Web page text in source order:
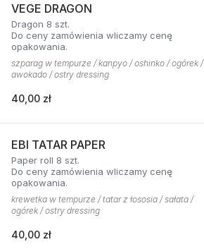
VEGE DRAGON
Dragon 8 szt.
Do ceny zamówienia wliczamy cenę
opakowania.
szparag w tempurze / kanpyo / oshinko / ogórek /
awokado / ostry dressing
40,00 zł
EBI TATAR PAPER
Paper roll 8 szt.
Do ceny zamówienia wliczamy cenę
opakowania.
krewetka w tempurze / tatar z łososia / sałata /
ogórek / ostry dressing
40,00 zł